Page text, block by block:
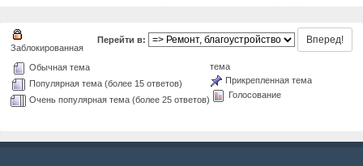
Перейти в:
Обычная тема
Популярная тема (более 15 ответов)
Очень популярная тема (более 25 ответов)
Заблокированная
тема
Прикрепленная тема
Голосование